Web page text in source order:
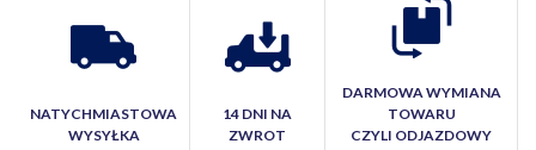
NATYCHMIASTOWA
WYSYŁKA
14 DNI NA
ZWROT
DARMOWA WYMIANA
TOWARU
CZYLI ODJAZDOWY